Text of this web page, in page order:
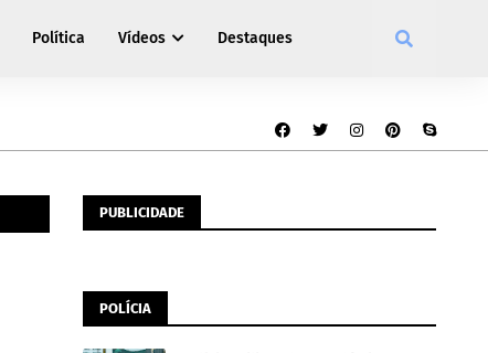
Política Vídeos Destaques
PUBLICIDADE
POLÍCIA